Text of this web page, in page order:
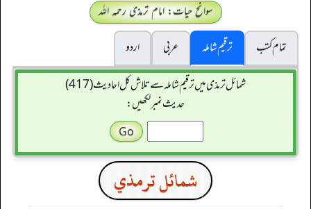
سوانح حیات: امام ترمذی رحمہ اللہ
تمام کتب
ترقیم شاملہ عربی
اردو
شمائل ترمذی میں ترقیم شاملہ سے تلاش کل احادیث (417)
حدیث نمبر لکھیں:
شمائل ترمذي